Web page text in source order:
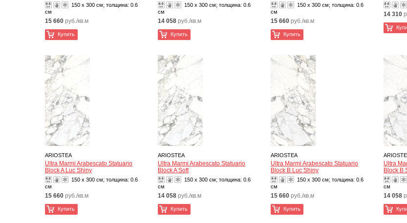
150 x 300 см; толщина: 0.6
см
15 660 руб./кв.м
Купить
150 x 300 см; толщина: 0.6
см
14 058 руб./кв.м
Купить
150 x 300 см; толщина: 0.6
см
15 660 руб./кв.м
Купить
14 310
ARIOSTEA
Ultra Marmi Arabescato Statuario
Block A Luc Shiny
150 x 300 см; толщина: 0.6
см
15 660 руб./кв.м
Купить
ARIOSTEA
Ultra Marmi Arabescato Statuario
Block A Soft
150 x 300 см; толщина: 0.6
см
14 058 руб./кв.м
Купить
ARIOSTEA
Ultra Marmi Arabescato Statuario
Block B Luc Shiny
150 x 300 см; толщина: 0.6
см
15 660 руб./кв.м
Купить
Ultra
Block B
см
14 058